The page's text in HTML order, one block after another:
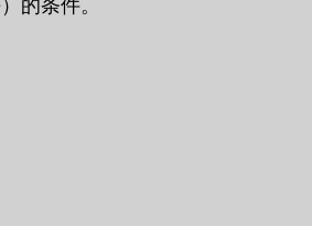
的条件。